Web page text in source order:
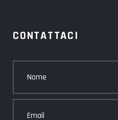
CONTATTACI